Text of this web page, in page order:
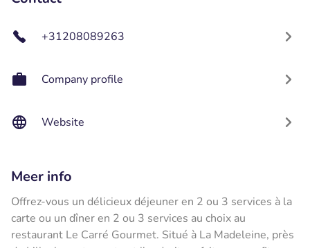
+31208089263
Company profile
Website
Meer info
Offrez-vous un délicieux déjeuner en 2 ou 3 services à la
carte ou un dîner en 2 ou 3 services au choix au
restaurant Le Carré Gourmet. Situé à La Madeleine, près